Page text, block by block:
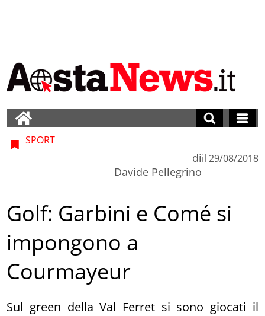
SPORT
di
Davide Pellegrino
il 29/08/2018
Golf: Garbini e Comé si
impongono a
Courmayeur
Sul green della Val Ferret si sono giocati il